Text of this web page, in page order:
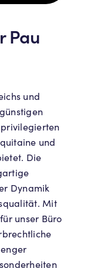
Pau
und
und
Die
Dynamik
Mit
unser Büro